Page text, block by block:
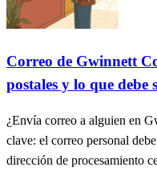
Correo de Gwinnett
postales y lo que debe
¿Envía correo a alguien en
clave: el correo personal
dirección de procesamiento